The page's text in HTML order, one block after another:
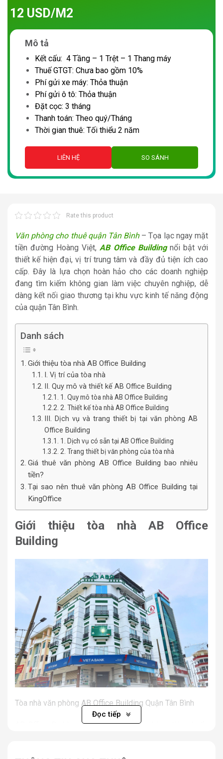
12 USD/M2
Mô tả
Kết cấu: 4 Tầng – 1 Trệt – 1 Thang máy
Thuế GTGT: Chưa bao gồm 10%
Phí gửi xe máy: Thỏa thuận
Phí gửi ô tô: Thỏa thuận
Đặt cọc: 3 tháng
Thanh toán: Theo quý/Tháng
Thời gian thuê: Tối thiểu 2 năm
LIÊN HỆ SO SÁNH
Rate this product
Văn phòng cho thuê quận Tân Bình– Tọa lạc ngay mặt
tiền đường Hoàng Việt, AB Office Buildingnổi bật với
thiết kế hiện đại, vị trí trung tâm và đầy đủ tiện ích cao
cấp. Đây là lựa chọn hoàn hảo cho các doanh nghiệp
đang tìm kiếm không gian làm việc chuyên nghiệp, dễ
dàng kết nối giao thương tại khu vực kinh tế năng động
của quận Tân Bình.
Danh sách
Giới thiệu tòa nhà AB Office Building
I. Vị trí của tòa nhà
II. Quy mô và thiết kế AB Office Building
1. Quy mô tòa nhà AB Office Building
2. Thiết kế tòa nhà AB Office Building
III. Dịch vụ và trang thiết bị tại văn phòng AB
Office Building
1. Dịch vụ có sẵn tại AB Office Building
2. Trang thiết bị văn phòng của tòa nhà
Giá thuê văn phòng AB Office Building bao nhiêu
tiền?
Tại sao nên thuê văn phòng AB Office Building tại
KingOffice
Giới thiệu tòa nhà AB Office
Building
Tòa nhà văn phòng AB Office Building Quận Tân Bình
AB Office Building là tòa cao ốc văn phòng tiêu chuẩn
Đọc tiếp